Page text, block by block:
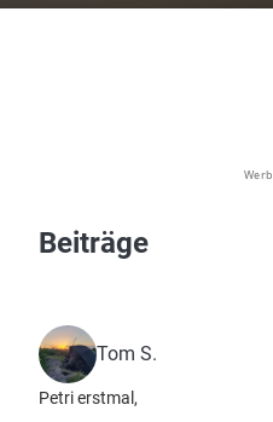
Beiträge
Tom S.
Petri erstmal,